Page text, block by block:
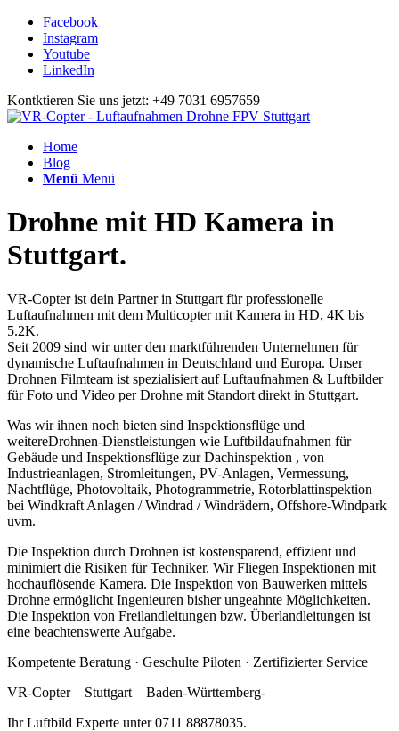
Facebook
Instagram
Youtube
LinkedIn
Kontktieren Sie uns jetzt: +49 7031 6957659
Home
Blog
Menü Menü
Drohne mit HD Kamera in
Stuttgart.
VR-Copter ist dein Partner in Stuttgart für professionelle
Luftaufnahmen mit dem Multicopter mit Kamera in HD, 4K bis
5.2K.
Seit 2009 sind wir unter den marktführenden Unternehmen für
dynamische Luftaufnahmen in Deutschland und Europa. Unser
Drohnen Filmteam ist spezialisiert auf Luftaufnahmen & Luftbilder
für Foto und Video per Drohne mit Standort direkt in Stuttgart.
Was wir ihnen noch bieten sind Inspektionsflüge und
weitereDrohnen-Dienstleistungen wie Luftbildaufnahmen für
Gebäude und Inspektionsflüge zur Dachinspektion , von
Industrieanlagen, Stromleitungen, PV-Anlagen, Vermessung,
Nachtflüge, Photovoltaik, Photogrammetrie, Rotorblattinspektion
bei Windkraft Anlagen / Windrad / Windrädern, Offshore-Windpark
uvm.
Die Inspektion durch Drohnen ist kostensparend, effizient und
minimiert die Risiken für Techniker. Wir Fliegen Inspektionen mit
hochauflösende Kamera. Die Inspektion von Bauwerken mittels
Drohne ermöglicht Ingenieuren bisher ungeahnte Möglichkeiten.
Die Inspektion von Freilandleitungen bzw. Überlandleitungen ist
eine beachtenswerte Aufgabe.
Kompetente Beratung · Geschulte Piloten · Zertifizierter Service
VR-Copter – Stuttgart – Baden-Württemberg-
Ihr Luftbild Experte unter 0711 88878035.